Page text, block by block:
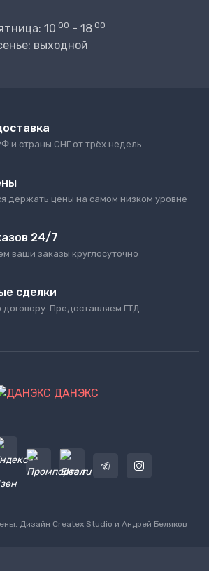
10 00 - 18 00
выходной
и страны СНГ от трёх недель
держать цены на самом низком уровне
24/7
ваши заказы круглосуточно
сделки
Предоставляем ГТД.
ДАНЭКС
Дизайн Createx Studio и Андрей Беляков